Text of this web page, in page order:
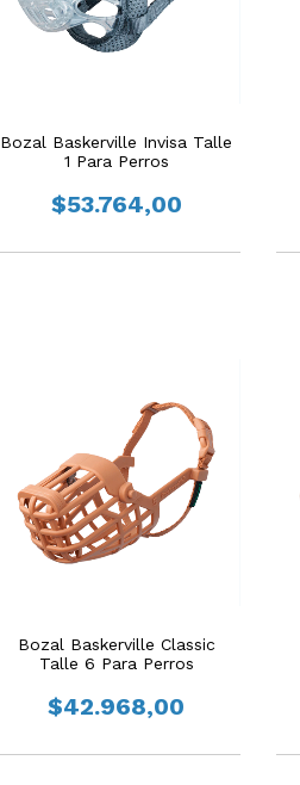
Bozal Baskerville Invisa Talle
1 Para Perros
$53.764,00
Bozal Baskerville Classic
Talle 6 Para Perros
$42.968,00